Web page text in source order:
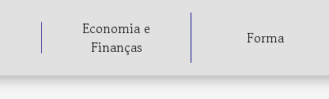
Economia e
Finanças
Forma